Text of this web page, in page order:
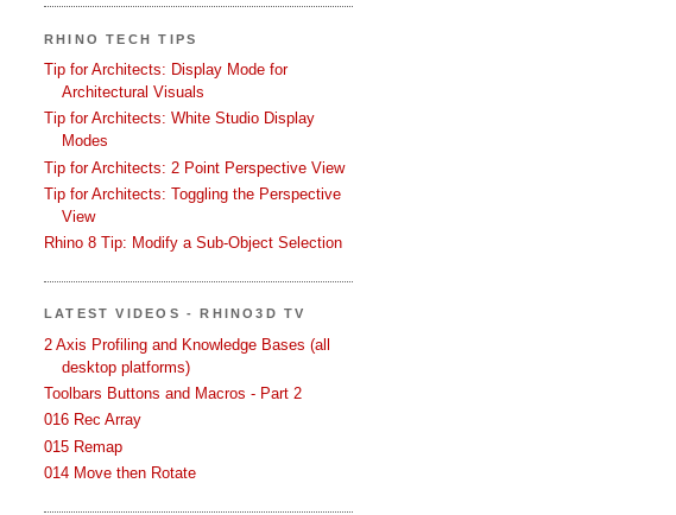
RHINO TECH TIPS
Tip for Architects: Display Mode for
Architectural Visuals
Tip for Architects: White Studio Display
Modes
Tip for Architects: 2 Point Perspective View
Tip for Architects: Toggling the Perspective
View
Rhino 8 Tip: Modify a Sub-Object Selection
LATEST VIDEOS - RHINO3D TV
2 Axis Profiling and Knowledge Bases (all
desktop platforms)
Toolbars Buttons and Macros - Part 2
016 Rec Array
015 Remap
014 Move then Rotate